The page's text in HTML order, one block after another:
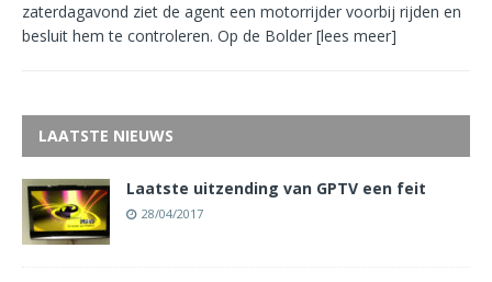
zaterdagavond ziet de agent een motorrijder voorbij rijden en
besluit hem te controleren. Op de Bolder [lees meer]
LAATSTE NIEUWS
Laatste uitzending van GPTV een feit
28/04/2017